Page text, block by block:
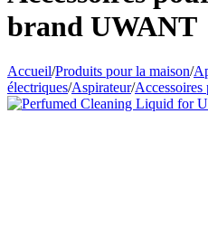
brand UWANT
Accueil/Produits pour la maison/
électriques/Aspirateur/Accessoires